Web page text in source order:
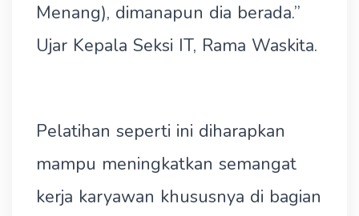
Menang), dimanapun dia berada.”
Ujar Kepala Seksi IT, Rama Waskita.
Pelatihan seperti ini diharapkan
mampu meningkatkan semangat
kerja karyawan khususnya di bagian